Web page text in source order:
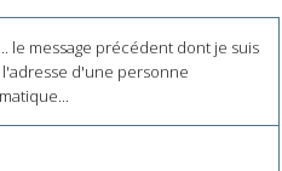
le message précédent dont je suis
d'une personne